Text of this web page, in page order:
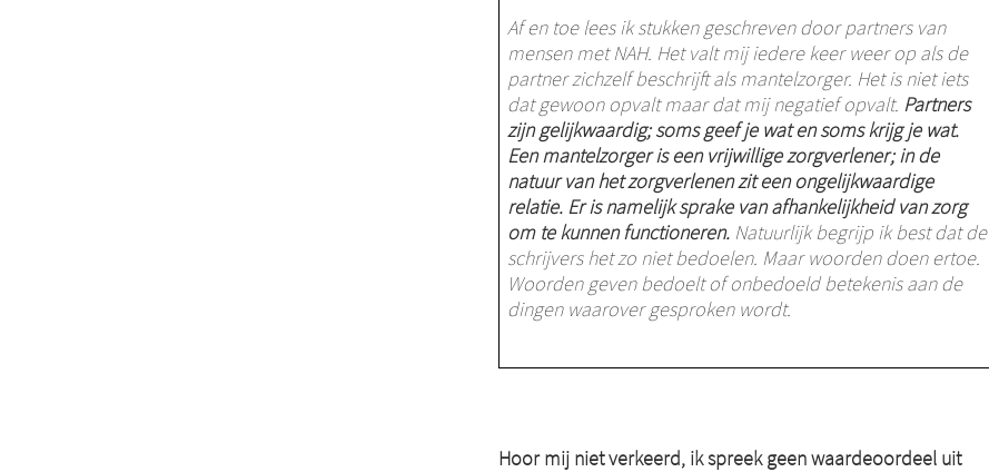
Af en toe lees ik stukken geschreven door partners van
mensen met NAH. Het valt mij iedere keer weer op als de
partner zichzelf beschrijft als mantelzorger. Het is niet iets
dat gewoon opvalt maar dat mij negatief opvalt. Partners
zijn gelijkwaardig; soms geef je wat en soms krijg je wat.
Een mantelzorger is een vrijwillige zorgverlener; in de
natuur van het zorgverlenen zit een ongelijkwaardige
relatie. Er is namelijk sprake van afhankelijkheid van zorg
om te kunnen functioneren. Natuurlijk begrijp ik best dat de
schrijvers het zo niet bedoelen. Maar woorden doen ertoe.
Woorden geven bedoelt of onbedoeld betekenis aan de
dingen waarover gesproken wordt.
Hoor mij niet verkeerd, ik spreek geen waardeoordeel uit